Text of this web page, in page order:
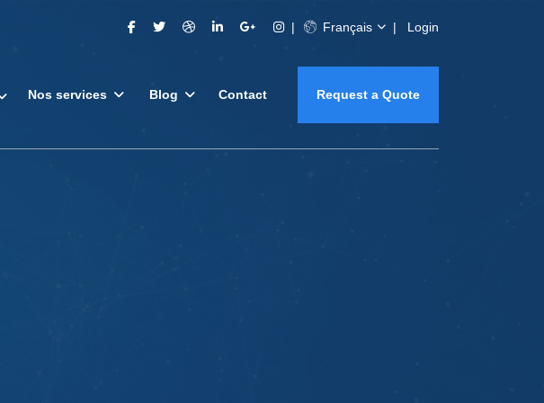
Français Login
Nos services Blog Contact Request a Quote